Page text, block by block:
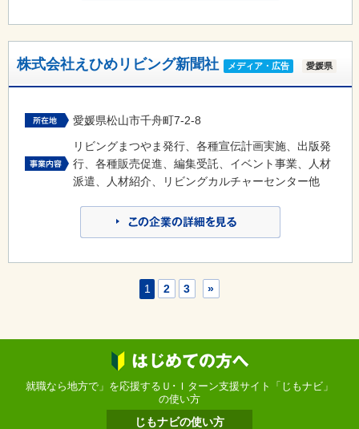
株式会社えひめリビング新聞社 メディア・広告 愛媛県
愛媛県松山市千舟町7-2-8
リビングまつやま発行、各種宣伝計画実施、出版発
行、各種販売促進、編集受託、イベント事業、人材
派遣、人材紹介、リビングカルチャーセンター他
1 2 3 »
就職なら地方で」を応援するＵ･Ｉターン支援サイト「じもナビ」
の使い方
じもナビの使い方